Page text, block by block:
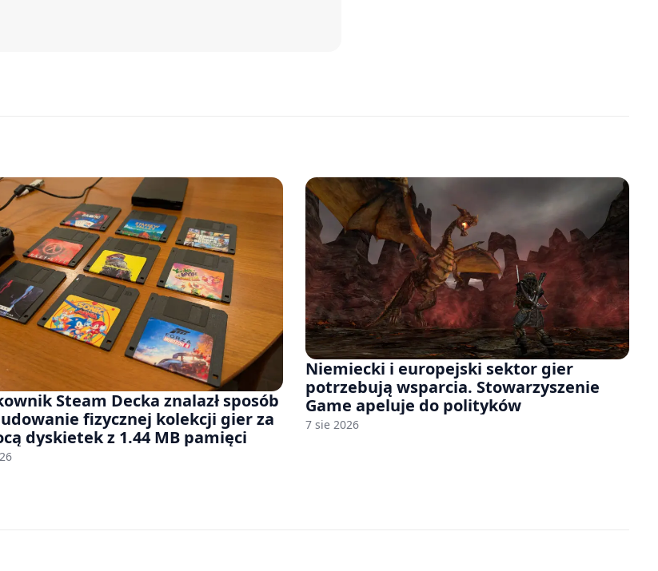
Steam Decka znalazł sposób
fizycznej kolekcji gier za
dyskietek z 1.44 MB pamięci
Niemiecki i europejski sektor gier
potrzebują wsparcia. Stowarzyszenie
Game apeluje do polityków
7 sie 2026